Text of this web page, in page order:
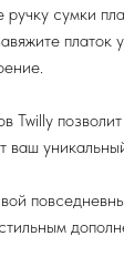
сумки
платок
Twilly
ваш